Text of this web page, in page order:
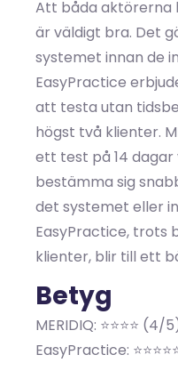
Att båda aktörerna
är väldigt bra. Det
systemet innan de
EasyPractice
att testa utan
högst två klienter.
ett test på 14
bestämma sig
det systemet eller
EasyPractice, trots
klienter, blir till ett
Betyg
MERIDIQ: ⭐⭐⭐⭐ (4/
EasyPractice: